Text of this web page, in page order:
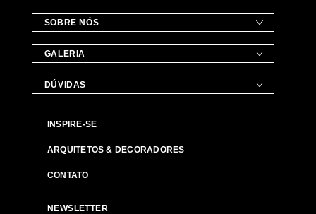
SOBRE NÓS
GALERIA
DÚVIDAS
INSPIRE-SE
ARQUITETOS & DECORADORES
CONTATO
NEWSLETTER